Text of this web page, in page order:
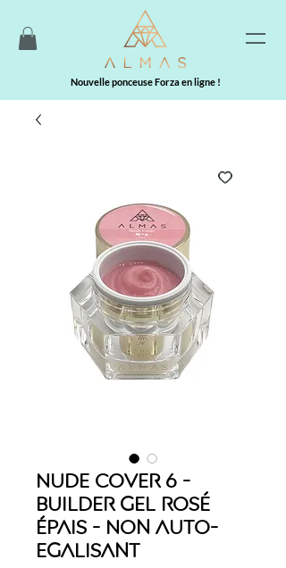
Nouvelle ponceuse Forza en ligne !
Nude Cover 6 -
Builder Gel Rosé
Épais - Non Auto-
Egalisant